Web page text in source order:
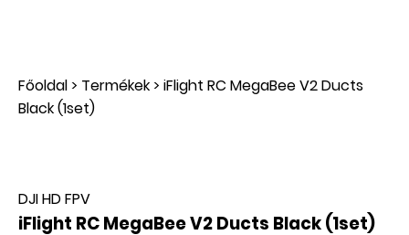
Főoldal> Termékek> iFlight RC MegaBee V2 Ducts
Black (1set)
DJI HD FPV
iFlight RC MegaBee V2 Ducts Black (1set)